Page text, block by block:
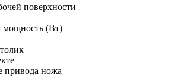
поверхности
мощность (Вт)
привода ножа